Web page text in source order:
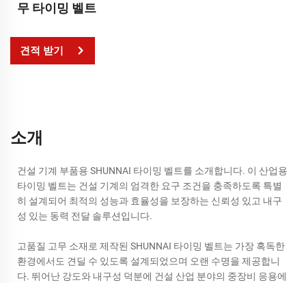
무 타이밍 벨트
견적 받기
소개
건설 기계 부품용 SHUNNAI 타이밍 벨트를 소개합니다. 이 산업용
타이밍 벨트는 건설 기계의 엄격한 요구 조건을 충족하도록 특별
히 설계되어 최적의 성능과 효율성을 보장하는 신뢰성 있고 내구
성 있는 동력 전달 솔루션입니다.
고품질 고무 소재로 제작된 SHUNNAI 타이밍 벨트는 가장 혹독한
환경에서도 견딜 수 있도록 설계되었으며 오랜 수명을 제공합니
다. 뛰어난 강도와 내구성 덕분에 건설 산업 분야의 중장비 응용에